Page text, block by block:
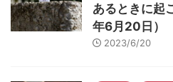
あるときに起
年6月20日）
2023/6/20